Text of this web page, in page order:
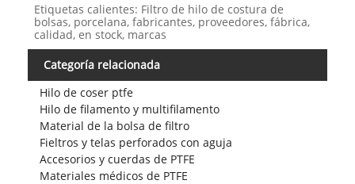
Etiquetas calientes: Filtro de hilo de costura de
bolsas, porcelana, fabricantes, proveedores, fábrica,
calidad, en stock, marcas
Categoría relacionada
Hilo de coser ptfe
Hilo de filamento y multifilamento
Material de la bolsa de filtro
Fieltros y telas perforados con aguja
Accesorios y cuerdas de PTFE
Materiales médicos de PTFE